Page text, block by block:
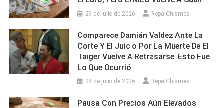
29 de julio de 2026 Repa Chismes
Comparece Damián Valdez Ante La
Corte Y El Juicio Por La Muerte De El
Taiger Vuelve A Retrasarse: Esto Fue
Lo Que Ocurrió
28 de julio de 2026 Repa Chismes
Pausa Con Precios Aún Elevados: